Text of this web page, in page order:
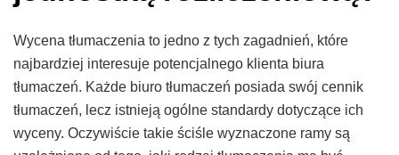
Wycena tłumaczenia to jedno z tych zagadnień, które
najbardziej interesuje potencjalnego klienta biura
tłumaczeń. Każde biuro tłumaczeń posiada swój cennik
tłumaczeń, lecz istnieją ogólne standardy dotyczące ich
wyceny. Oczywiście takie ściśle wyznaczone ramy są